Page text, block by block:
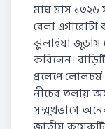
মাঘ মাস ১৩২৬
বেলা এগারোটা
ঝুলাইয়া জুডাস
করিলেন।
প্রলেপে
নীচের তলায়
সম্মুখভাগে